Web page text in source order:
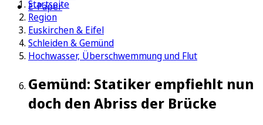
E-Paper
Startseite
Region
Euskirchen & Eifel
Schleiden & Gemünd
Hochwasser, Überschwemmung und Flut
Gemünd: Statiker empfiehlt nun
doch den Abriss der Brücke